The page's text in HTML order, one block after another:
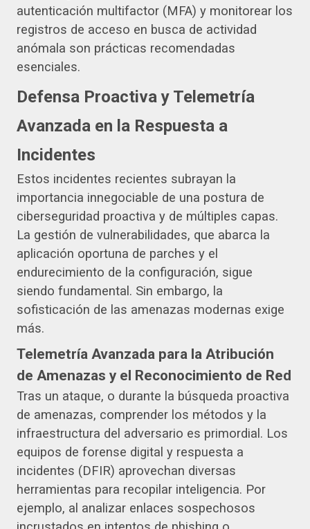
autenticación multifactor (MFA) y monitorear los
registros de acceso en busca de actividad
anómala son prácticas recomendadas
esenciales.
Defensa Proactiva y Telemetría
Avanzada en la Respuesta a
Incidentes
Estos incidentes recientes subrayan la
importancia innegociable de una postura de
ciberseguridad proactiva y de múltiples capas.
La gestión de vulnerabilidades, que abarca la
aplicación oportuna de parches y el
endurecimiento de la configuración, sigue
siendo fundamental. Sin embargo, la
sofisticación de las amenazas modernas exige
más.
Telemetría Avanzada para la Atribución
de Amenazas y el Reconocimiento de Red
Tras un ataque, o durante la búsqueda proactiva
de amenazas, comprender los métodos y la
infraestructura del adversario es primordial. Los
equipos de forense digital y respuesta a
incidentes (DFIR) aprovechan diversas
herramientas para recopilar inteligencia. Por
ejemplo, al analizar enlaces sospechosos